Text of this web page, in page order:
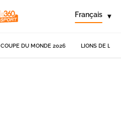
Français ▾
COUPE DU MONDE 2026 LIONS DE